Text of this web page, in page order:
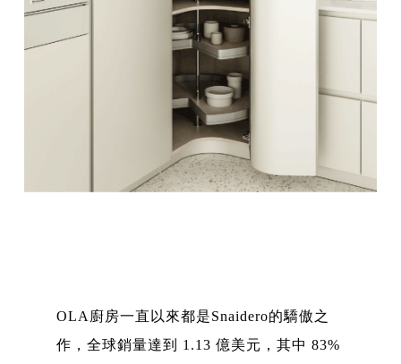
OLA廚房一直以來都是Snaidero的驕傲之
作，全球銷量達到 1.13 億美元，其中 83%